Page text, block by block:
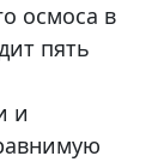
осмоса в
пять
и